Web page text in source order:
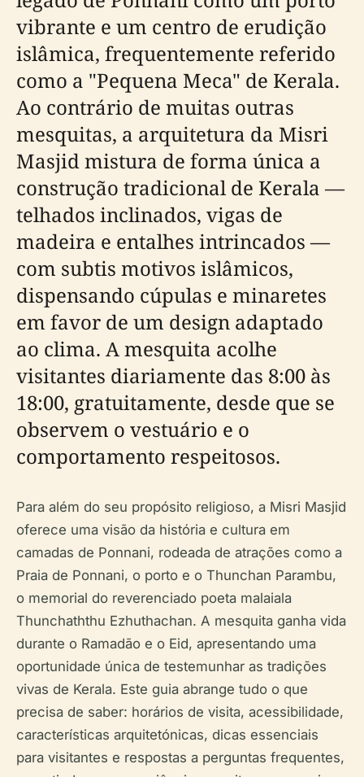
vibrante e um centro de erudição
islâmica, frequentemente referido
como a "Pequena Meca" de Kerala.
Ao contrário de muitas outras
mesquitas, a arquitetura da Misri
Masjid mistura de forma única a
construção tradicional de Kerala —
telhados inclinados, vigas de
madeira e entalhes intrincados —
com subtis motivos islâmicos,
dispensando cúpulas e minaretes
em favor de um design adaptado
ao clima. A mesquita acolhe
visitantes diariamente das 8:00 às
18:00, gratuitamente, desde que se
observem o vestuário e o
comportamento respeitosos.
Para além do seu propósito religioso, a Misri Masjid
oferece uma visão da história e cultura em
camadas de Ponnani, rodeada de atrações como a
Praia de Ponnani, o porto e o Thunchan Parambu,
o memorial do reverenciado poeta malaiala
Thunchaththu Ezhuthachan. A mesquita ganha vida
durante o Ramadão e o Eid, apresentando uma
oportunidade única de testemunhar as tradições
vivas de Kerala. Este guia abrange tudo o que
precisa de saber: horários de visita, acessibilidade,
características arquitetónicas, dicas essenciais
para visitantes e respostas a perguntas frequentes,